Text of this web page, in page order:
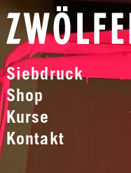
Siebdruck
Shop
Kurse
Kontakt